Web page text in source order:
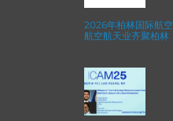
2026年柏林国际航
航空航天业齐聚柏林